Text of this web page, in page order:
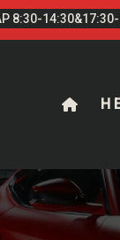
8:30-
Η